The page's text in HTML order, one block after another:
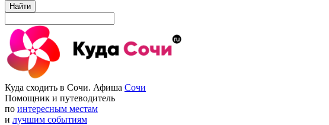
Найти
Куда сходить в Сочи. Афиша Сочи
Помощник и путеводитель
по интересным местам
и лучшим событиям